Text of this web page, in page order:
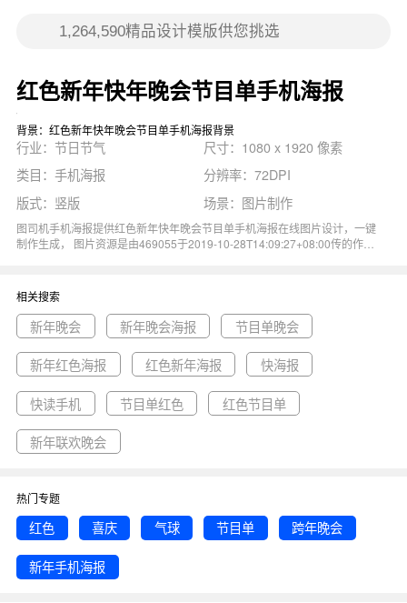
红色新年快年晚会节目单手机海报
背景：红色新年快年晚会节目单手机海报背景
行业：节日节气
尺寸：1080 x 1920 像素
类目：手机海报
分辨率：72DPI
版式：竖版
场景：图片制作
图司机手机海报提供红色新年快年晚会节目单手机海报在线图片设计，一键
制作生成， 图片资源是由469055于2019-10-28T14:09:27+08:00传的作
单手机海报图属于红色, 气球, 喜庆, 节目单, 跨年晚会主题。 主要用于节日
节气行业，为您推荐与红色新年快年晚会节目单手机海报相关的专题新年晚
会, 新年晚会海报, 节目单晚会等优质图片模板资源。
相关搜索
新年晚会 新年晚会海报 节目单晚会
新年红色海报 红色新年海报 快海报
快读手机 节目单红色 红色节目单
新年联欢晚会
热门专题
红色 喜庆 气球 节目单 跨年晚会
新年手机海报